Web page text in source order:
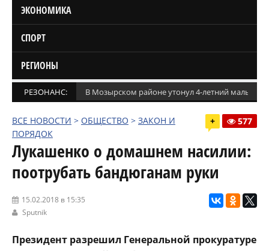
ЭКОНОМИКА
СПОРТ
РЕГИОНЫ
РЕЗОНАНС: В Мозырском районе утонул 4-летний мальчик
ВСЕ НОВОСТИ > ОБЩЕСТВО > ЗАКОН И
ПОРЯДОК
+ 577
Лукашенко о домашнем насилии:
поотрубать бандюганам руки
15.02.2018 в 15:35
Sputnik
Президент разрешил Генеральной прокуратуре